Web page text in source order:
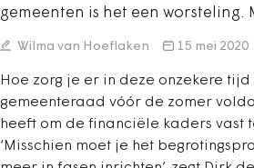
gemeenten is het een worsteling.
Wilma van Hoeflaken 15 mei 2020
Hoe zorg je er in deze onzekere
gemeenteraad vóór de zomer
heeft om de financiële kaders vast
‘Misschien moet je het